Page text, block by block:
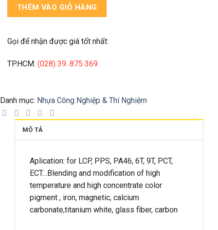
Machine
số
THÊM VÀO GIỎ HÀNG
Gọi để nhận được giá tốt nhất:
TP.HCM: (028) 39. 875 369
Danh mục: Nhựa Công Nghiệp & Thí Nghiệm
MÔ TẢ
Aplication: for LCP, PPS, PA46, 6T, 9T, PCT,
ECT…Blending and modification of high
temperature and high concentrate color
pigment , iron, magnetic, calcium
carbonate,titanium white, glass fiber, carbon